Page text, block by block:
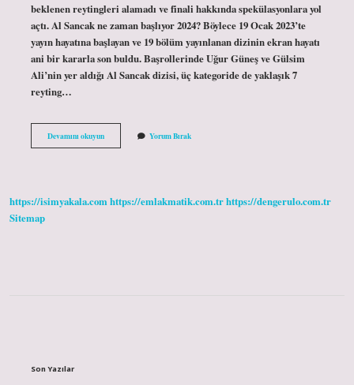
beklenen reytingleri alamadı ve finali hakkında spekülasyonlara yol
açtı. Al Sancak ne zaman başlıyor 2024? Böylece 19 Ocak 2023’te
yayın hayatına başlayan ve 19 bölüm yayınlanan dizinin ekran hayatı
ani bir kararla son buldu. Başrollerinde Uğur Güneş ve Gülsim
Ali’nin yer aldığı Al Sancak dizisi, üç kategoride de yaklaşık 7
reyting…
Devamını okuyunAl
Sancak
Yorum Bırak
https://isimyakala.comhttps://emlakmatik.com.trhttps://dengerulo.com.tr
Sitemap
Son Yazılar